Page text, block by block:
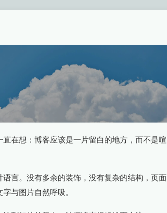
在想：博客应该是一片留白的地方，而不是喧
言。没有多余的装饰，没有复杂的结构，页面
与图片自然呼吸。